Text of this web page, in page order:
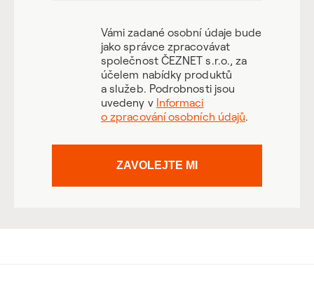
Vámi zadané osobní údaje bude
jako správce zpracovávat
společnost ČEZNET s.r.o., za
účelem nabídky produktů
a služeb. Podrobnosti jsou
uvedeny v Informaci
o zpracování osobních údajů.
ZAVOLEJTE MI